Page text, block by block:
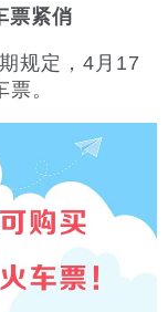
票紧俏
规定，4月17
。